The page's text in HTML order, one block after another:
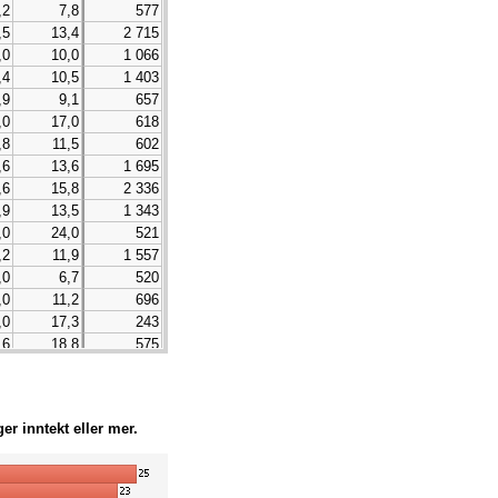
7,8
577
13,4
2 715
10,0
1 066
10,5
1 403
9,1
657
17,0
618
11,5
602
13,6
1 695
15,8
2 336
13,5
1 343
24,0
521
11,9
1 557
6,7
520
11,2
696
17,3
243
18,8
575
9,1
1 110
711
inntekt eller mer.